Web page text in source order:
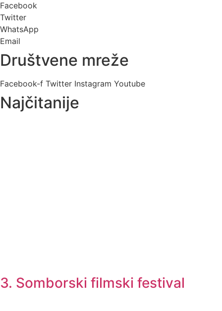
Facebook
Twitter
WhatsApp
Email
Društvene mreže
Facebook-f Twitter Instagram Youtube
Najčitanije
3. Somborski filmski festival